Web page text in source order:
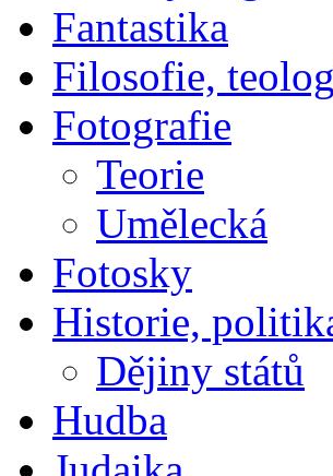
Fantastika
Filosofie,
Fotografie
Teorie
Umělecká
Fotosky
Historie,
Dějiny států
Hudba